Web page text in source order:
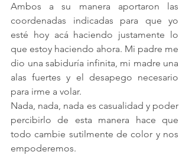
Ambos a su manera aportaron las
coordenadas indicadas para que yo
esté hoy acá haciendo justamente lo
que estoy haciendo ahora. Mi padre me
dio una sabiduría infinita, mi madre una
alas fuertes y el desapego necesario
para irme a volar.
Nada, nada, nada es casualidad y poder
percibirlo de esta manera hace que
todo cambie sutilmente de color y nos
empoderemos.